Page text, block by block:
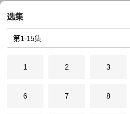
解，该戏特地选择演艺圈为主题，由彭于晏
像明星，陈楚河则饰演偶像的替身，剧情安
千绘饰演的名模秘恋曝光，导致声势下滑，
节都相当“凑巧”地与彭于晏的现实生活吻合
象，临阵脱逃才改由李国毅接手。
选集
1 2 3
6 7 8